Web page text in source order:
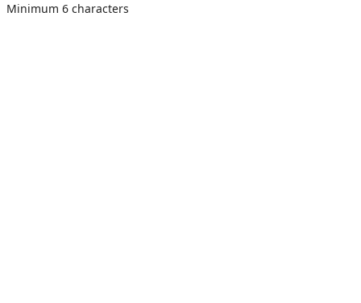
Minimum 6 characters